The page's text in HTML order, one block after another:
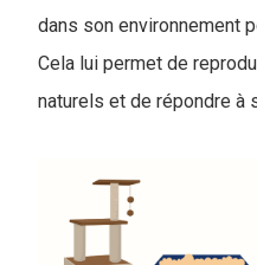
dans son environnement
Cela lui permet de
naturels et de répondre